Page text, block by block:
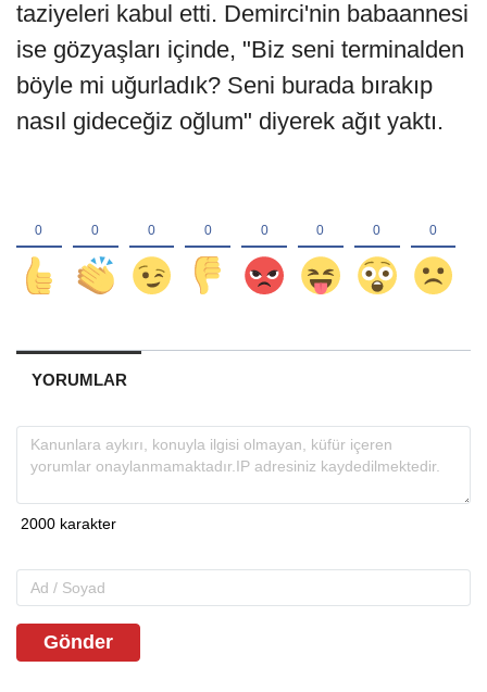
taziyeleri kabul etti. Demirci'nin babaannesi
ise gözyaşları içinde, "Biz seni terminalden
böyle mi uğurladık? Seni burada bırakıp
nasıl gideceğiz oğlum" diyerek ağıt yaktı.
YORUMLAR
Gönder